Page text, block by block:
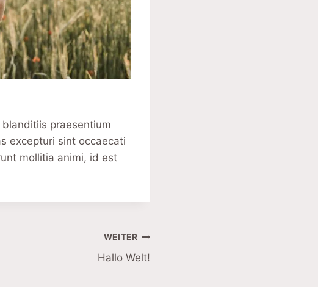
praesentium
excepturi sint occaecati
mollitia animi, id est
WEITER
Hallo Welt!